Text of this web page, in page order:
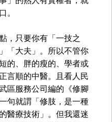
。
，只要你有「一技之
「大夫」。所以不管你
的、胖的瘦的、學者或
言順的中醫。且看人民
區服務公司編的《修腳
句就謂「修肢，是一種
醫療技術」。但我還迷